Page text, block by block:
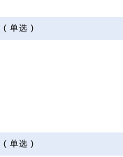
( 单选 )
( 单选 )